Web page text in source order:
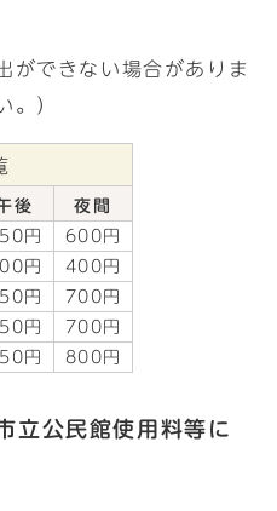
ができない場合がありま
。）
後
夜間
円
600円
円
400円
円
700円
円
700円
円 800円
立公民館使用料等に